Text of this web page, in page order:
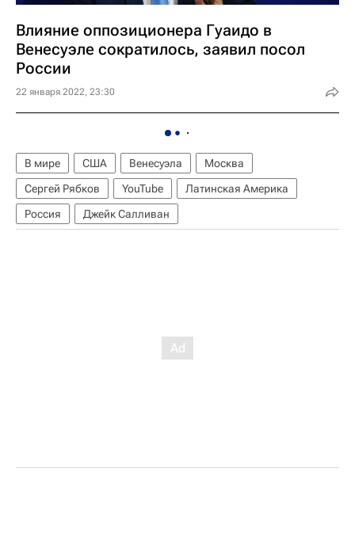
Влияние оппозиционера Гуаидо в
Венесуэле сократилось, заявил посол
России
22 января 2022, 23:30
В мире США Венесуэла
Москва
Сергей Рябков
YouTube
Латинская Америка
Россия
Джейк Салливан